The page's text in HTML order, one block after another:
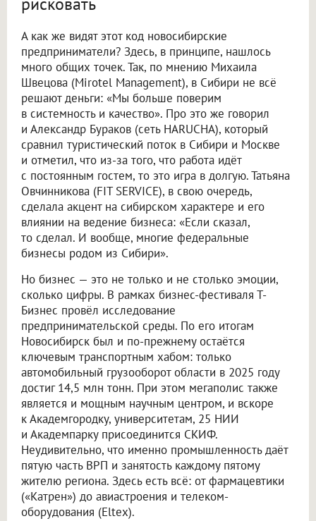
А как же видят этот код новосибирские
предприниматели? Здесь, в принципе, нашлось
много общих точек. Так, по мнению Михаила
Швецова (Mirotel Management), в Сибири не всё
решают деньги: «Мы больше поверим
в системность и качество». Про это же говорил
и Александр Бураков (сеть HARUCHA), который
сравнил туристический поток в Сибири и Москве
и отметил, что из-за того, что работа идёт
с постоянным гостем, то это игра в долгую. Татьяна
Овчинникова (FIT SERVICE), в свою очередь,
сделала акцент на сибирском характере и его
влиянии на ведение бизнеса: «Если сказал,
то сделал. И вообще, многие федеральные
бизнесы родом из Сибири».
Но бизнес — это не только и не столько эмоции,
сколько цифры. В рамках бизнес-фестиваля Т-
Бизнес провёл исследование
предпринимательской среды. По его итогам
Новосибирск был и по-прежнему остаётся
ключевым транспортным хабом: только
автомобильный грузооборот области в 2025 году
достиг 14,5 млн тонн. При этом мегаполис также
является и мощным научным центром, и вскоре
к Академгородку, университетам, 25 НИИ
и Академпарку присоединится СКИФ.
Неудивительно, что именно промышленность даёт
пятую часть ВРП и занятость каждому пятому
жителю региона. Здесь есть всё: от фармацевтики
(«Катрен») до авиастроения и телеком-
оборудования (Eltex).